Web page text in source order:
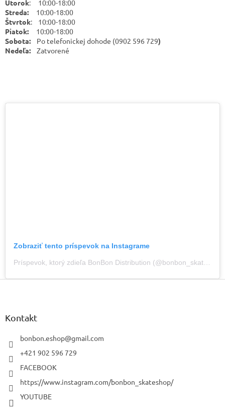
Utorok: 10:00-18:00
Streda: 10:00-18:00
Štvrtok: 10:00-18:00
Piatok: 10:00-18:00
Sobota: Po telefonickej dohode (0902 596 729)
Nedeľa: Zatvorené
Zobraziť tento príspevok na Instagrame
Z
Kontakt
bonbon.eshop@gmail.com
+421 902 596 729
FACEBOOK
https://www.instagram.com/bonbon_skateshop/
YOUTUBE